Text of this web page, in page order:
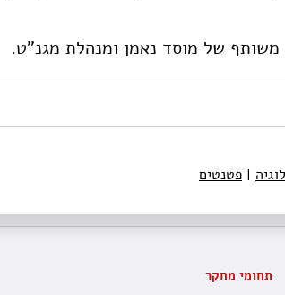
משותף של מוסד נאמן ומנהלת מגנ"ט.
| פטנטים
תחומי מחקר